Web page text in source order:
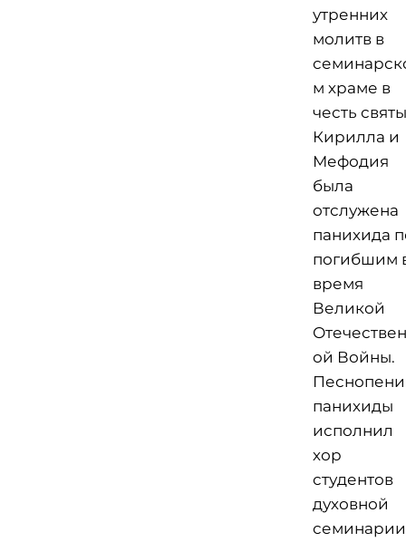
утренних
молитв в
м храме в
честь
Кирилла и
Мефодия
была
отслужена
панихида
погибшим
время
Великой
ой Войны.
панихиды
исполнил
хор
студентов
духовной